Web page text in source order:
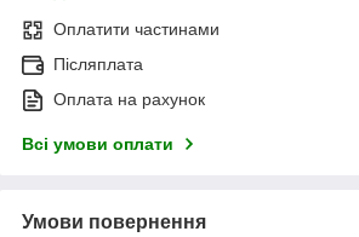
Оплатити частинами
Післяплата
Оплата на рахунок
Всі умови оплати
Умови повернення